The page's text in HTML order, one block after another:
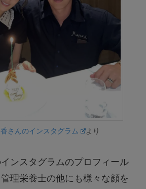
さんのインスタグラム より
ンスタグラムのプロフィール
理栄養士の他にも様々な顔を